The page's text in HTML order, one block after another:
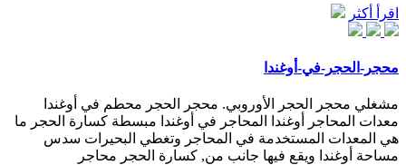
اقرأ أكثر
محجر-الحجر-في-أوغندا
مشغلي محجر الحجر الأوروبي. محجر الحجر محطم في أوغندا
معدات المحاجر أوغندا المحاجر في أوغندا مبسطة كسارة الحجر ما
هي المعدات المستخدمة في المحاجر وتغطي البحيرات سدس
مساحة أوغندا ويقع فيها جانب من, كسارة الحجر محاجر